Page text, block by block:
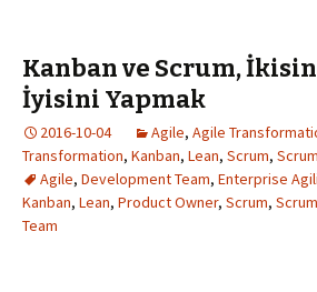
Kanban ve Scrum,
İyisini Yapmak
2016-10-04 Agile, Agile
Transformation, Kanban, Lean, Scrum,
Agile, Development Team, Enterprise
Kanban, Lean, Product Owner, Scrum,
Team